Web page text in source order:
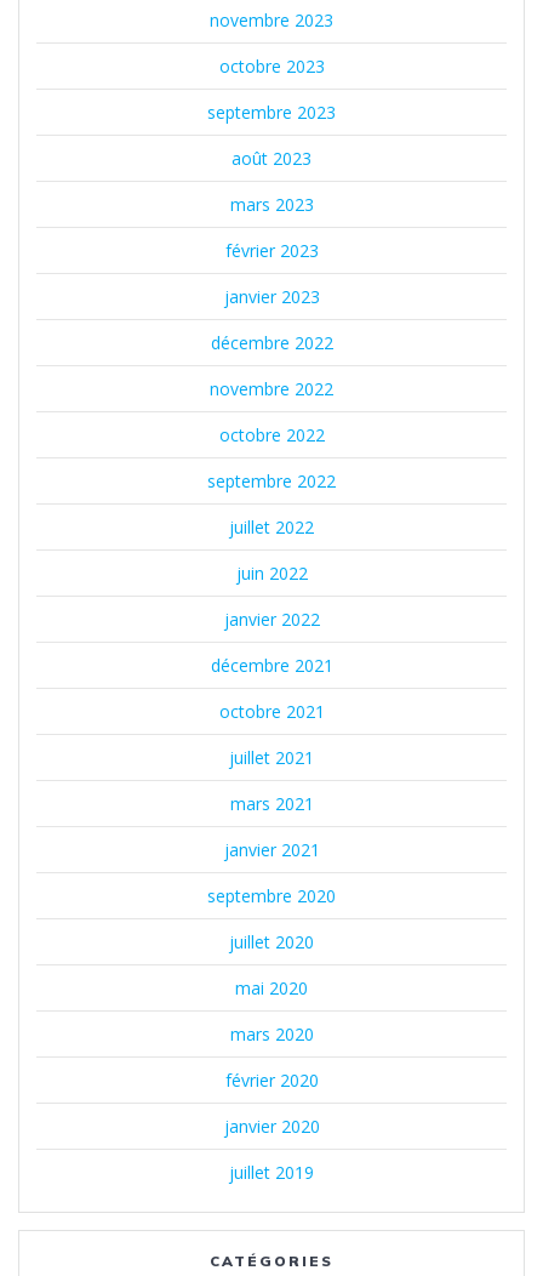
novembre 2023
octobre 2023
septembre 2023
août 2023
mars 2023
février 2023
janvier 2023
décembre 2022
novembre 2022
octobre 2022
septembre 2022
juillet 2022
juin 2022
janvier 2022
décembre 2021
octobre 2021
juillet 2021
mars 2021
janvier 2021
septembre 2020
juillet 2020
mai 2020
mars 2020
février 2020
janvier 2020
juillet 2019
CATÉGORIES